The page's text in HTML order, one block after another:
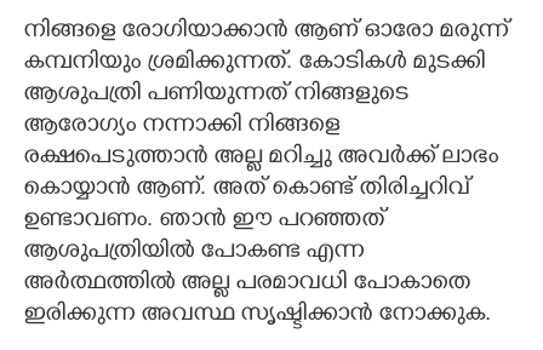
നിങ്ങളെ രോഗിയാക്കാൻ ആണ് ഓരോ മരുന്ന്
കമ്പനിയും ശ്രമിക്കുന്നത്. കോടികൾ മുടക്കി
ആശുപത്രി പണിയുന്നത് നിങ്ങളുടെ
ആരോഗ്യം നന്നാക്കി നിങ്ങളെ
രക്ഷപെടുത്താൻ അല്ല മറിച്ചു അവർക്ക് ലാഭം
കൊയ്യാൻ ആണ്. അത് കൊണ്ട് തിരിച്ചറിവ്
ഉണ്ടാവണം. ഞാൻ ഈ പറഞ്ഞത്
ആശുപത്രിയിൽ പോകണ്ട എന്ന
അർത്ഥത്തിൽ അല്ല പരമാവധി പോകാതെ
ഇരിക്കുന്ന അവസ്ഥ സൃഷ്ടിക്കാൻ നോക്കുക.